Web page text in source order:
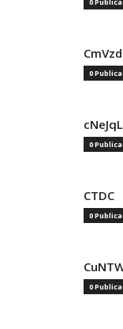
0
0
CTDC
0
0